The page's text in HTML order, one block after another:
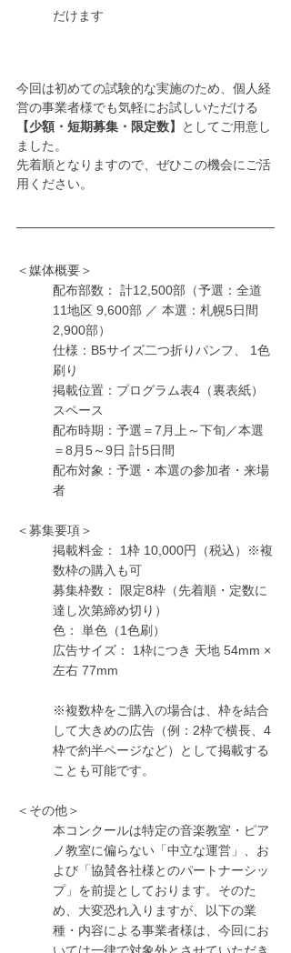
だけます
今回は初めての試験的な実施のため、個人経
営の事業者様でも気軽にお試しいただける
【少額・短期募集・限定数】
としてご用意し
ました。
先着順となりますので、ぜひこの機会にご活
用ください。
＜媒体概要＞
配布部数： 計12,500部（予選：全道
11地区 9,600部 ／ 本選：札幌5日間
2,900部）
仕様：B5サイズ二つ折りパンフ、 1色
刷り
掲載位置：プログラム表4（裏表紙）
スペース
配布時期：予選＝7月上～下旬／本選
＝8月5～9日 計5日間
配布対象：予選・本選の参加者・来場
者
＜募集要項＞
掲載料金： 1枠 10,000円（税込）※複
数枠の購入も可
募集枠数： 限定8枠（先着順・定数に
達し次第締め切り）
色： 単色（1色刷）
広告サイズ： 1枠につき 天地 54mm ×
左右 77mm
※複数枠をご購入の場合は、枠を結合
して大きめの広告（例：2枠で横長、4
枠で約半ページなど）として掲載する
ことも可能です。
＜その他＞
本コンクールは特定の音楽教室・ピア
ノ教室に偏らない「中立な運営」、お
よび「協賛各社様とのパートナーシッ
プ」を前提としております。そのた
め、大変恐れ入りますが、以下の業
種・内容による事業者様は、今回にお